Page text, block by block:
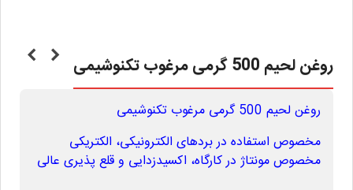
روغن لحیم 500 گرمی مرغوب تکنوشیمی
روغن لحیم 500 گرمی مرغوب تکنوشیمی
مخصوص استفاده در بردهای الکترونیکی، الکتریکی
مخصوص مونتاژ در کارگاه، اکسیدزدایی و قلع پذیری عالی